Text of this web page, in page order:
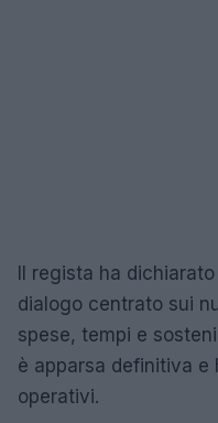
Il regista ha
dialogo centrato sui
spese, tempi e
è apparsa definitiva
operativi.